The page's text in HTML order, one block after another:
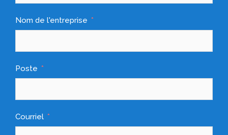
Nom de l'entreprise
Poste
Courriel